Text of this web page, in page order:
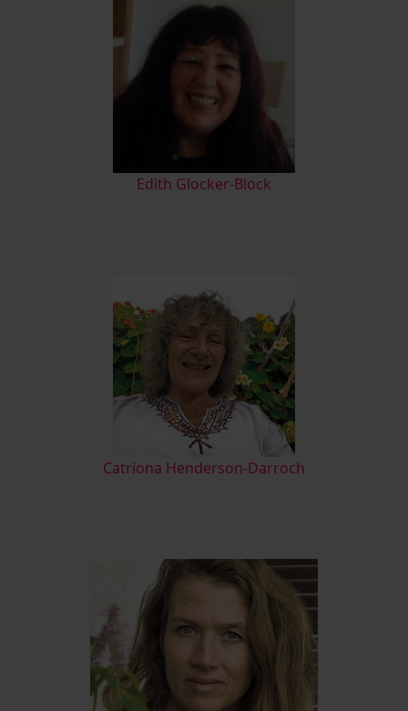
Edith Glocker-Block
Catriona Henderson-Darroch